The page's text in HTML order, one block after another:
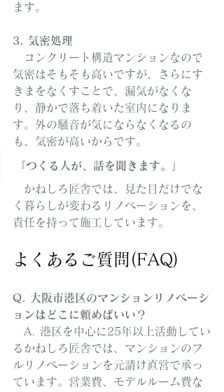
ます。
3. 気密処理
コンクリート構造マンションなので
気密はそもそも高いですが、さらにす
きまをなくすことで、漏気がなくな
り、静かで落ち着いた室内になりま
す。外の騒音が気にならなくなるの
も、気密が高いからです。
「つくる人が、話を聞きます。」
かねしろ匠舎では、見た目だけでな
く暮らしが変わるリノベーションを、
責任を持って施工しています。
よくあるご質問(FAQ)
Q. 大阪市港区のマンションリノベーシ
ョンはどこに頼めばいい？
A. 港区を中心に25年以上活動してい
るかねしろ匠舎では、マンションのフ
ルリノベーションを元請け直営で承っ
ています。営業費、モデルルーム費な